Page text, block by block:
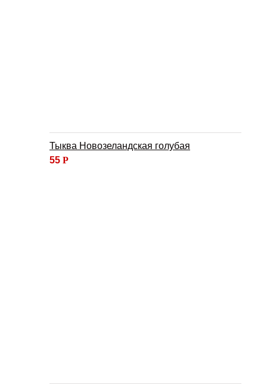
Тыква Новозеландская голубая
55 Р